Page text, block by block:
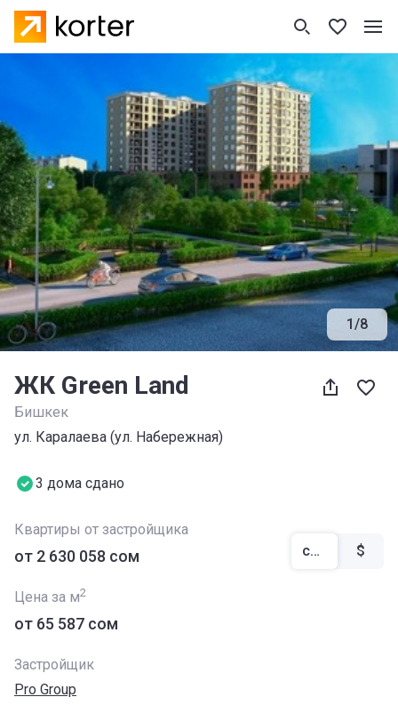
1/8
ЖК Green Land
Бишкек
ул. Каралаева (ул. Набережная)
3 дома сдано
Квартиры от застройщика
от ‍2 630 058 сом
Цена за м2
от ‍65 587 сом
сом $
Застройщик
Pro Group